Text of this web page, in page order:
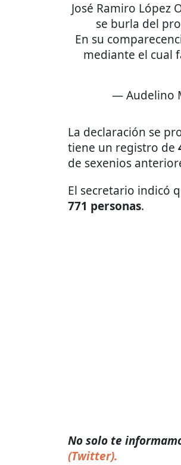
José Ramiro López
se burla del
En su
mediante el cual
— Audelino
La declaración se
tiene un registro de
de sexenios
El secretario indicó
771 personas.
No solo te
(Twitter).